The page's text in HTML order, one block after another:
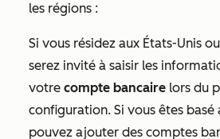
les régions :
Si vous résidez aux États-Unis
serez invité à saisir les
votre compte bancaire lors du
configuration. Si vous êtes basé
pouvez ajouter des comptes